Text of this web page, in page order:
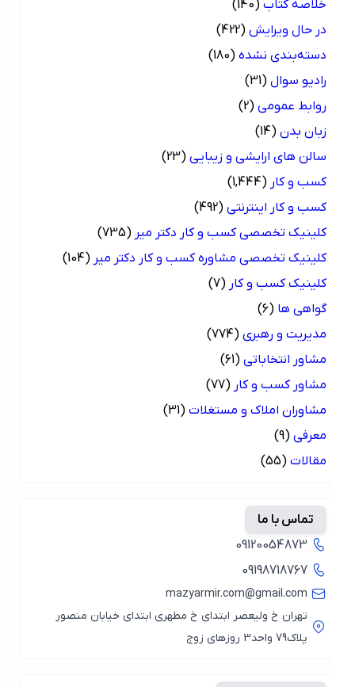
خلاصه کتاب (140)
در حال ویرایش (422)
دسته‌بندی نشده (180)
رادیو سوال (31)
روابط عمومی (2)
زبان بدن (14)
سالن های ارایشی و زیبایی (23)
کسب و کار (1,444)
کسب و کار اینترنتی (492)
کلینیک تخصصی کسب و کار دکتر میر (735)
کلینیک تخصصی مشاوره کسب و کار دکتر میر (104)
کلینیک کسب و کار (7)
گواهی ها (6)
مدیریت و رهبری (774)
مشاور انتخاباتی (61)
مشاور کسب و کار (77)
مشاوران املاک و مستغلات (31)
معرفی (9)
مقالات (55)
تماس با ما
09120054873
09198718767
mazyarmir.com@gmail.com
تهران خ ولیعصر ابتدای خ مطهری ابتدای خیابان منصور